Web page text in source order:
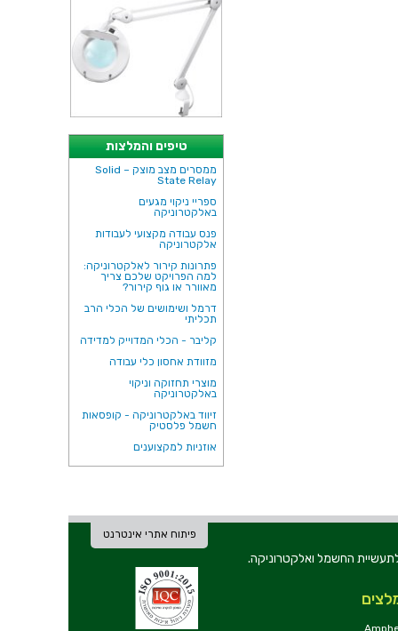
טיפים והמלצות
ממסרים מצב מוצק – Solid
State Relay
ספריי ניקוי מגעים
באלקטרוניקה
פנס עבודה מקצועי לעבודות
אלקטרוניקה
פתרונות קירור לאלקטרוניקה:
למה הפרויקט שלכם צריך
מאוורר או גוף קירור?
דרמל ושימושים של הכלי הרב
תכליתי
קליבר - הכלי המדוייק למדידה
מזוודת אחסון כלי עבודה
מוצרי תחזוקה וניקוי
באלקטרוניקה
זיווד באלקטרוניקה - קופסאות
חשמל פלסטיק
אוזניות למקצוענים
פיתוח אתרי אינטרנט
וכלי עבודה לתעשיית החשמל ואלקטרוניקה.